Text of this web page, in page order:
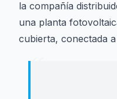
la compañía
una planta
cubierta, conectada
“